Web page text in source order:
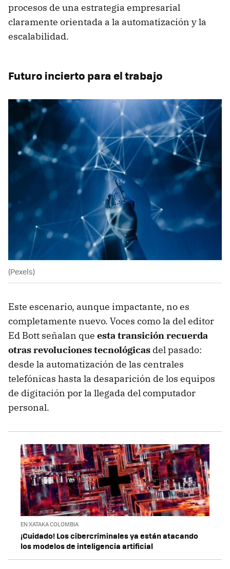
procesos de una estrategia empresarial
claramente orientada a la automatización y la
escalabilidad.
Futuro incierto para el trabajo
(Pexels)
Este escenario, aunque impactante, no es
completamente nuevo. Voces como la del editor
Ed Bott señalan que esta transición recuerda
otras revoluciones tecnológicas del pasado:
desde la automatización de las centrales
telefónicas hasta la desaparición de los equipos
de digitación por la llegada del computador
personal.
EN XATAKA COLOMBIA
¡Cuidado! Los cibercriminales ya están atacando
los modelos de inteligencia artificial